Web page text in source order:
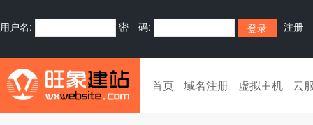
用户名: 密 码: 注册
首页 域名注册 虚拟主机 云